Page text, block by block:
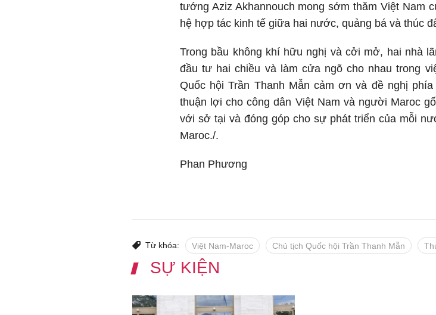
tướng Aziz Akhannouch mong sớm thăm Việt Nam
hệ hợp tác kinh tế giữa hai nước, quảng bá và thúc
Trong bầu không khí hữu nghị và cởi mở, hai nhà
đầu tư hai chiều và làm cửa ngõ cho nhau trong
Quốc hội Trần Thanh Mẫn cảm ơn và đề nghị
thuận lợi cho công dân Việt Nam và người Maroc
với sở tại và đóng góp cho sự phát triển của mỗi
Maroc./.
Phan Phương
Từ khóa: Việt Nam-Maroc Chủ tịch Quốc hội Trần Thanh Mẫn
SỰ KIỆN